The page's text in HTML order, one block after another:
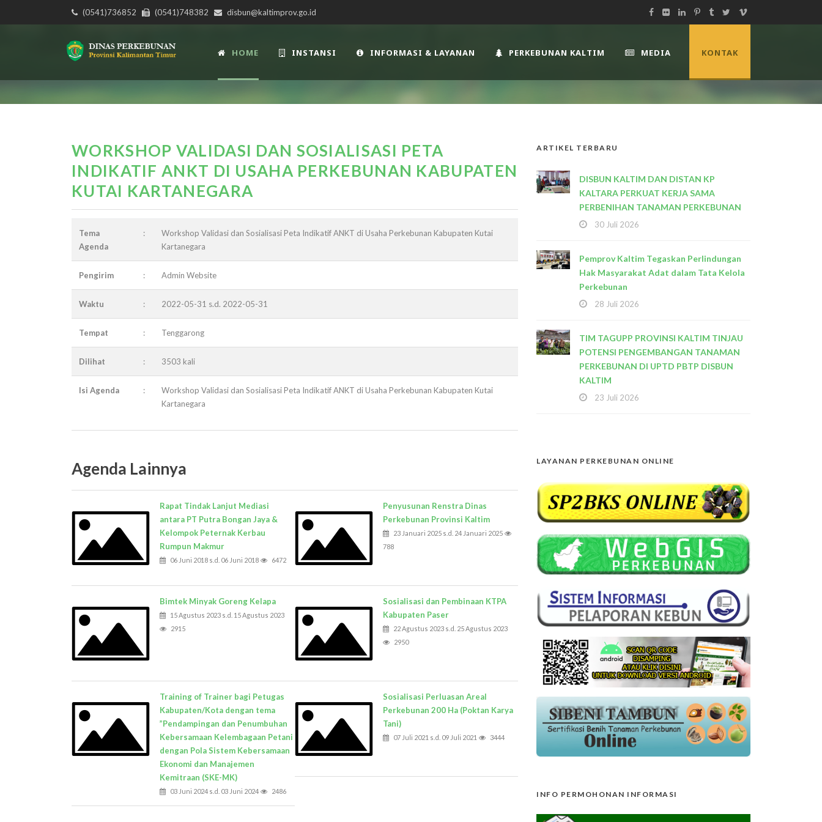
(0541)736852 (0541)748382 disbun@kaltimprov.go.id
HOME INSTANSI INFORMASI & LAYANAN PERKEBUNAN KALTIM MEDIA KONTAK
WORKSHOP VALIDASI DAN SOSIALISASI PETA
INDIKATIF ANKT DI USAHA PERKEBUNAN KABUPATEN
KUTAI KARTANEGARA
Tema
Agenda
:
Workshop Validasi dan Sosialisasi Peta Indikatif ANKT di Usaha Perkebunan Kabupaten Kutai
Kartanegara
Pengirim : Admin Website
Waktu : 2022-05-31 s.d. 2022-05-31
Tempat : Tenggarong
Dilihat : 3503 kali
Isi Agenda :
Workshop Validasi dan Sosialisasi Peta Indikatif ANKT di Usaha Perkebunan Kabupaten Kutai
Kartanegara
Agenda Lainnya
Rapat Tindak Lanjut Mediasi
antara PT Putra Bongan Jaya &
Kelompok Peternak Kerbau
Rumpun Makmur
06 Juni 2018 s.d. 06 Juni 2018 6472
Bimtek Minyak Goreng Kelapa
15 Agustus 2023 s.d. 15 Agustus 2023
2915
Training of Trainer bagi Petugas
Kabupaten/Kota dengan tema
”Pendampingan dan Penumbuhan
Kebersamaan Kelembagaan Petani
dengan Pola Sistem Kebersamaan
Ekonomi dan Manajemen
Kemitraan (SKE-MK)
03 Juni 2024 s.d. 03 Juni 2024 2486
Penyusunan Renstra Dinas
Perkebunan Provinsi Kaltim
23 Januari 2025 s.d. 24 Januari 2025
788
Sosialisasi dan Pembinaan KTPA
Kabupaten Paser
22 Agustus 2023 s.d. 25 Agustus 2023
2950
Sosialisasi Perluasan Areal
Perkebunan 200 Ha (Poktan Karya
Tani)
07 Juli 2021 s.d. 09 Juli 2021 3444
ARTIKEL TERBARU
DISBUN KALTIM DAN DISTAN KP
KALTARA PERKUAT KERJA SAMA
PERBENIHAN TANAMAN PERKEBUNAN
30 Juli 2026
Pemprov Kaltim Tegaskan Perlindungan
Hak Masyarakat Adat dalam Tata Kelola
Perkebunan
28 Juli 2026
TIM TAGUPP PROVINSI KALTIM TINJAU
POTENSI PENGEMBANGAN TANAMAN
PERKEBUNAN DI UPTD PBTP DISBUN
KALTIM
23 Juli 2026
LAYANAN PERKEBUNAN ONLINE
INFO PERMOHONAN INFORMASI